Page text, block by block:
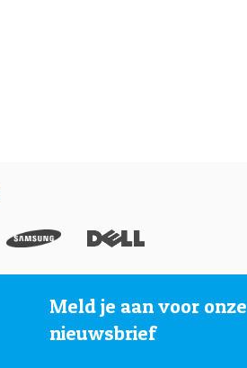
Meld je aan voor onze
nieuwsbrief